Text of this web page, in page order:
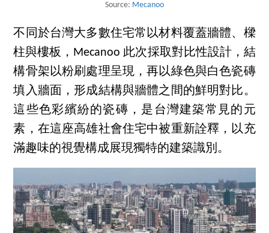
Source: Mecanoo
不同於台灣大多數住宅常以材料覆蓋牆體、樑
柱與樓板，Mecanoo 此次採取對比性設計，結
構骨架以粉刷處理呈現，再以綠色與白色瓷磚
填入牆面，形成結構與牆體之間的鮮明對比。
這些色彩繽紛的瓷磚，是台灣建築常見的元
素，在這座高雄社會住宅中被重新詮釋，以充
滿趣味的視覺構成展現獨特的建築識別。